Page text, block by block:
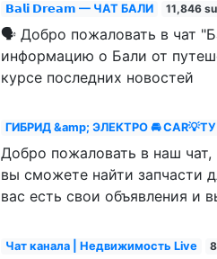
𝗕𝗮𝗹𝗶 𝗗𝗿𝗲𝗮𝗺 — ЧАТ БАЛИ 11,846
🗣️ Добро пожаловать в чат
информацию о Бали от
курсе последних новостей
ГИБРИД &amp; ЭЛЕКТРО 🚘
Добро пожаловать в наш
вы сможете найти запчасти
вас есть свои объявления и
Чат канала | Недвижимость Live